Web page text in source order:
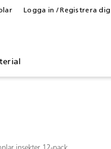
Logga in / Registrera dig